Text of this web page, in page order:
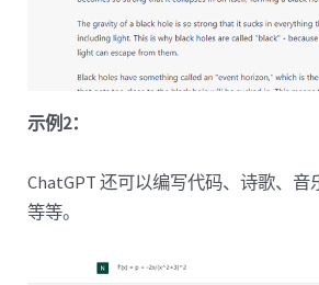
示例2：
ChatGPT 还可以编写代码、诗歌、音
等等。